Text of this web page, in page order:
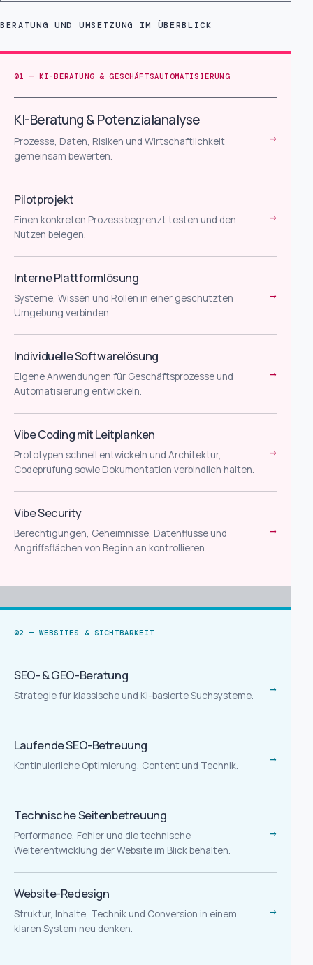
BERATUNG UND UMSETZUNG IM ÜBERBLICK
01 — KI-BERATUNG & GESCHÄFTSAUTOMATISIERUNG
KI-Beratung & Potenzialanalyse
Prozesse, Daten, Risiken und Wirtschaftlichkeit
gemeinsam bewerten.
→
Pilotprojekt
Einen konkreten Prozess begrenzt testen und den
Nutzen belegen.
→
Interne Plattformlösung
Systeme, Wissen und Rollen in einer geschützten
Umgebung verbinden.
→
Individuelle Softwarelösung
Eigene Anwendungen für Geschäftsprozesse und
Automatisierung entwickeln.
→
Vibe Coding mit Leitplanken
Prototypen schnell entwickeln und Architektur,
Codeprüfung sowie Dokumentation verbindlich halten.
→
Vibe Security
Berechtigungen, Geheimnisse, Datenflüsse und
Angriffsflächen von Beginn an kontrollieren.
→
02 — WEBSITES & SICHTBARKEIT
SEO- & GEO-Beratung
Strategie für klassische und KI-basierte Suchsysteme. →
Laufende SEO-Betreuung
Kontinuierliche Optimierung, Content und Technik. →
Technische Seitenbetreuung
Performance, Fehler und die technische
Weiterentwicklung der Website im Blick behalten.
→
Website-Redesign
Struktur, Inhalte, Technik und Conversion in einem
klaren System neu denken.
→